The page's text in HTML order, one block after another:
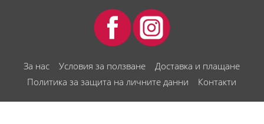
За нас Условия за ползване
Доставка и плащане
Политика за защита на личните данни
Контакти